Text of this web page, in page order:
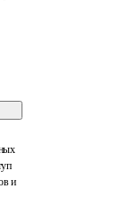
и